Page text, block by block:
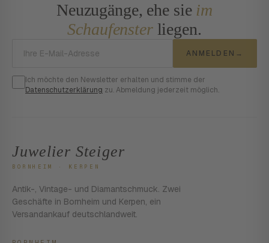
Neuzugänge, ehe sie im
Schaufensterliegen.
ANMELDEN →
Ich möchte den Newsletter erhalten und stimme der
Datenschutzerklärung zu. Abmeldung jederzeit möglich.
Juwelier Steiger
BORNHEIM · KERPEN
Antik-, Vintage- und Diamantschmuck. Zwei
Geschäfte in Bornheim und Kerpen, ein
Versandankauf deutschlandweit.